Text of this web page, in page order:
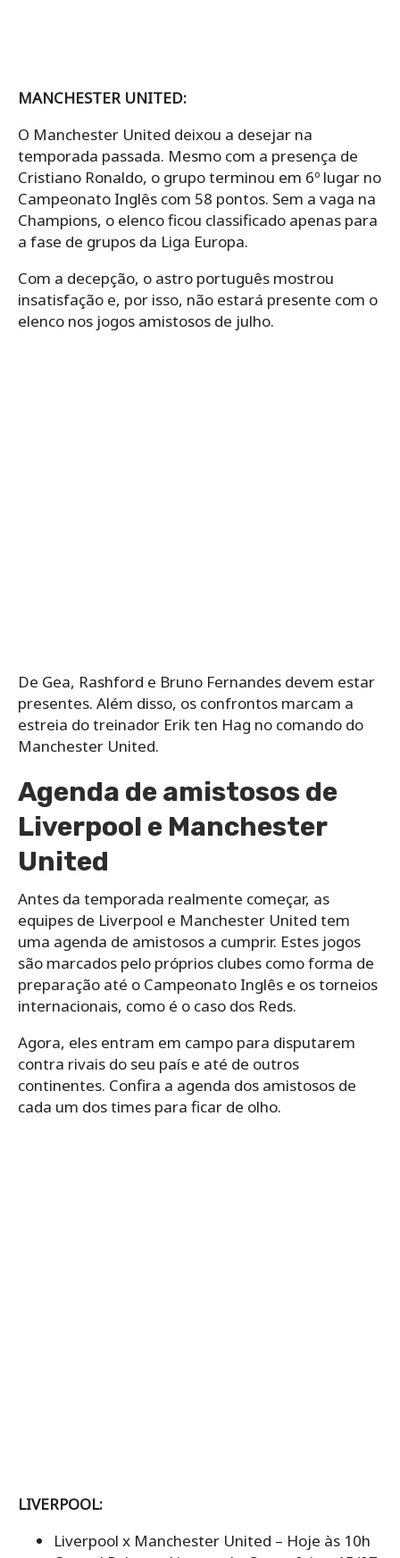
MANCHESTER UNITED:
O Manchester United deixou a desejar na
temporada passada. Mesmo com a presença de
Cristiano Ronaldo, o grupo terminou em 6º lugar no
Campeonato Inglês com 58 pontos. Sem a vaga na
Champions, o elenco ficou classificado apenas para
a fase de grupos da Liga Europa.
Com a decepção, o astro português mostrou
insatisfação e, por isso, não estará presente com o
elenco nos jogos amistosos de julho.
De Gea, Rashford e Bruno Fernandes devem estar
presentes. Além disso, os confrontos marcam a
estreia do treinador Erik ten Hag no comando do
Manchester United.
Agenda de amistosos de
Liverpool e Manchester
United
Antes da temporada realmente começar, as
equipes de Liverpool e Manchester United tem
uma agenda de amistosos a cumprir. Estes jogos
são marcados pelo próprios clubes como forma de
preparação até o Campeonato Inglês e os torneios
internacionais, como é o caso dos Reds.
Agora, eles entram em campo para disputarem
contra rivais do seu país e até de outros
continentes. Confira a agenda dos amistosos de
cada um dos times para ficar de olho.
LIVERPOOL:
Liverpool x Manchester United – Hoje às 10h